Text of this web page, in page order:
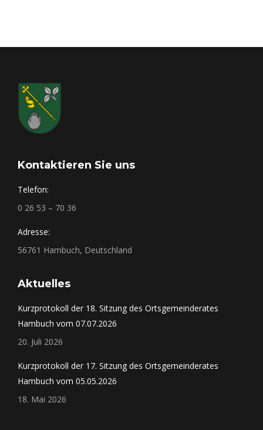
Kontaktieren Sie uns
Telefon:
0 26 53 – 70 36
Adresse:
56761 Hambuch, Deutschland
Aktuelles
Kurzprotokoll der 18. Sitzung des Ortsgemeinderates
Hambuch vom 07.07.2026
20. Juli 2026
Kurzprotokoll der 17. Sitzung des Ortsgemeinderates
Hambuch vom 05.05.2026
18. Mai 2026